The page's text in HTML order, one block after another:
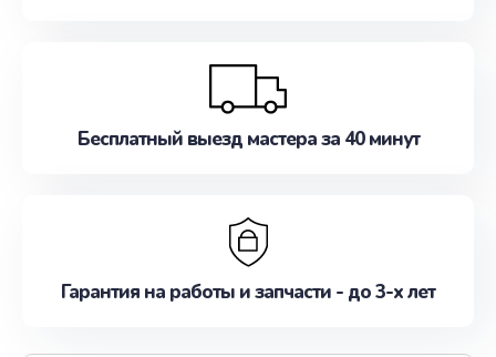
Бесплатный выезд мастера за 40 минут
Гарантия на работы и запчасти - до 3-х лет